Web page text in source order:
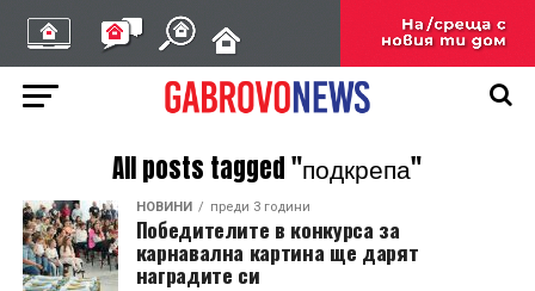
All posts tagged "подкрепа"
НОВИНИ преди 3 години
Победителите в конкурса за
карнавална картина ще дарят
наградите си